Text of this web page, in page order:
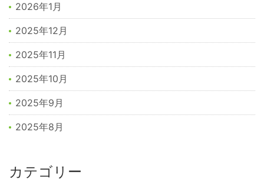
2026年1月
2025年12月
2025年11月
2025年10月
2025年9月
2025年8月
カテゴリー